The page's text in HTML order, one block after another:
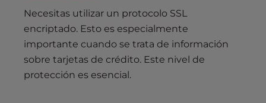
Necesitas utilizar un protocolo SSL
encriptado. Esto es especialmente
importante cuando se trata de información
sobre tarjetas de crédito. Este nivel de
protección es esencial.